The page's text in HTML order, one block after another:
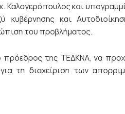
Καλογερόπουλος και
και
του προβλήματος.
πρόεδρος της ΤΕΔΚΝΑ, να
τη διαχείριση των